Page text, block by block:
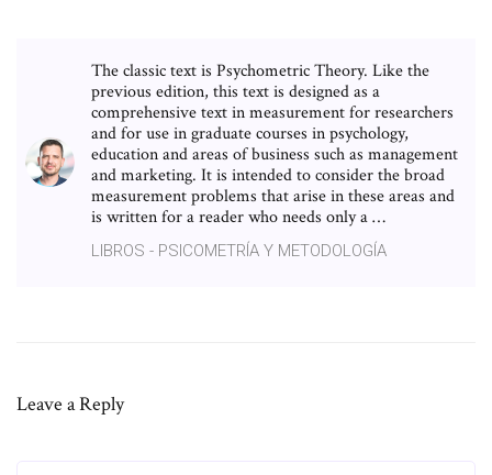
The classic text is Psychometric Theory. Like the
previous edition, this text is designed as a
comprehensive text in measurement for researchers
and for use in graduate courses in psychology,
education and areas of business such as management
and marketing. It is intended to consider the broad
measurement problems that arise in these areas and
is written for a reader who needs only a …
LIBROS - PSICOMETRÍA Y METODOLOGÍA
Leave a Reply